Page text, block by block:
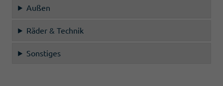
Außen
Räder & Technik
Sonstiges